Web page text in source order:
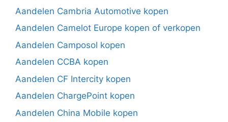
Aandelen Cambria Automotive kopen
Aandelen Camelot Europe kopen of verkopen
Aandelen Camposol kopen
Aandelen CCBA kopen
Aandelen CF Intercity kopen
Aandelen ChargePoint kopen
Aandelen China Mobile kopen